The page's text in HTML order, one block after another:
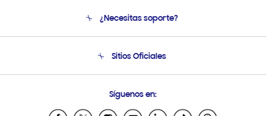
Soporte
¿Necesitas soporte?
Soporte vía eMail
Sitios Oficiales
Samsung Ecuador
Síguenos en: